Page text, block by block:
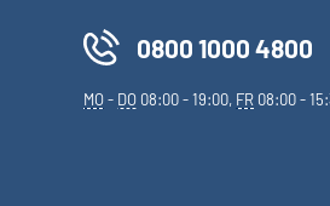
0800 1000 4800
MO- DO 08:00 - 19:00, FR 08:00 -